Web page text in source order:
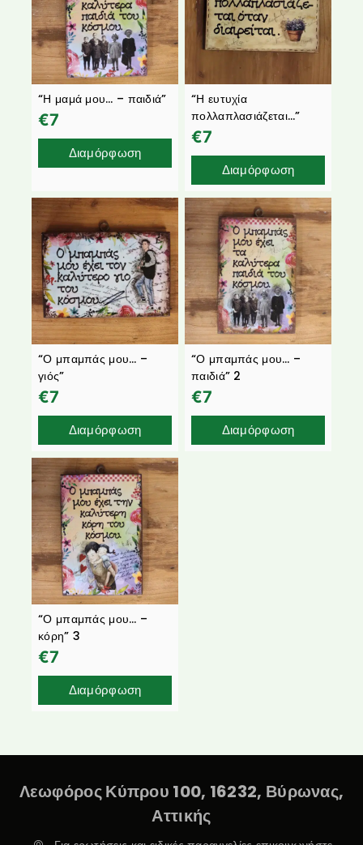
“Η μαμά μου… – παιδιά”
€7
Διαμόρφωση
“Η ευτυχία
πολλαπλασιάζεται…”
€7
Διαμόρφωση
“Ο μπαμπάς μου… –
γιός”
€7
Διαμόρφωση
“Ο μπαμπάς μου… –
παιδιά” 2
€7
Διαμόρφωση
“Ο μπαμπάς μου… –
κόρη” 3
€7
Διαμόρφωση
Λεωφόρος Κύπρου 100, 16232, Βύρωνας,
Αττικής